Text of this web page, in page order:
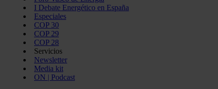
I Debate Energético en España
Especiales
COP 30
COP 29
COP 28
Servicios
Newsletter
Media kit
ON | Podcast